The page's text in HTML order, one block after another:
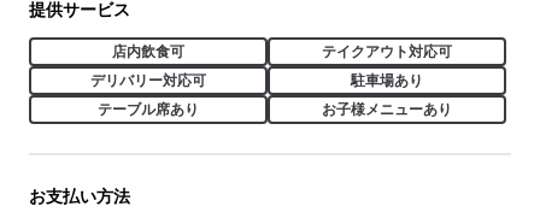
提供サービス
店内飲食可
テイクアウト対応可
デリバリー対応可
駐車場あり
テーブル席あり
お子様メニューあり
お支払い方法